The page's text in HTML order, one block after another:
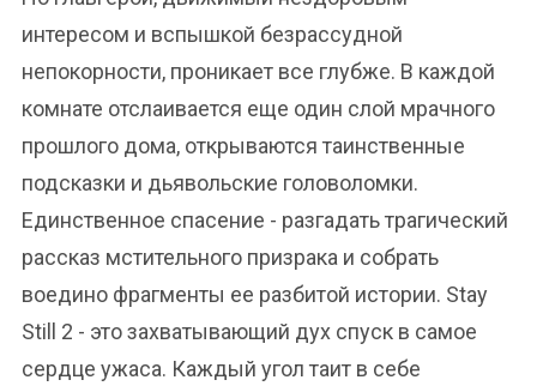
интересом и вспышкой безрассудной
непокорности, проникает все глубже. В каждой
комнате отслаивается еще один слой мрачного
прошлого дома, открываются таинственные
подсказки и дьявольские головоломки.
Единственное спасение - разгадать трагический
рассказ мстительного призрака и собрать
воедино фрагменты ее разбитой истории. Stay
Still 2 - это захватывающий дух спуск в самое
сердце ужаса. Каждый угол таит в себе